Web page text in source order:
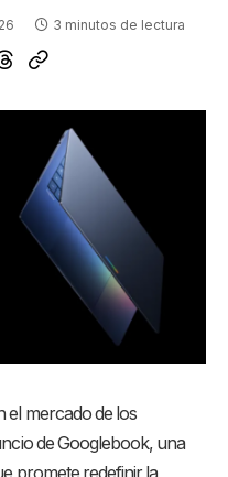
3 minutos de lectura
el mercado de los
de Googlebook, una
promete redefinir la